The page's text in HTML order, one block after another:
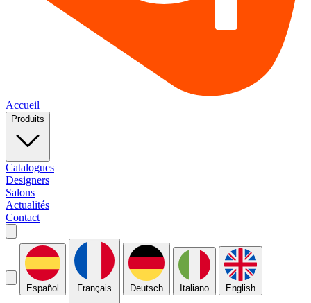
Accueil
Produits
Catalogues
Designers
Salons
Actualités
Contact
Español Français Deutsch Italiano English